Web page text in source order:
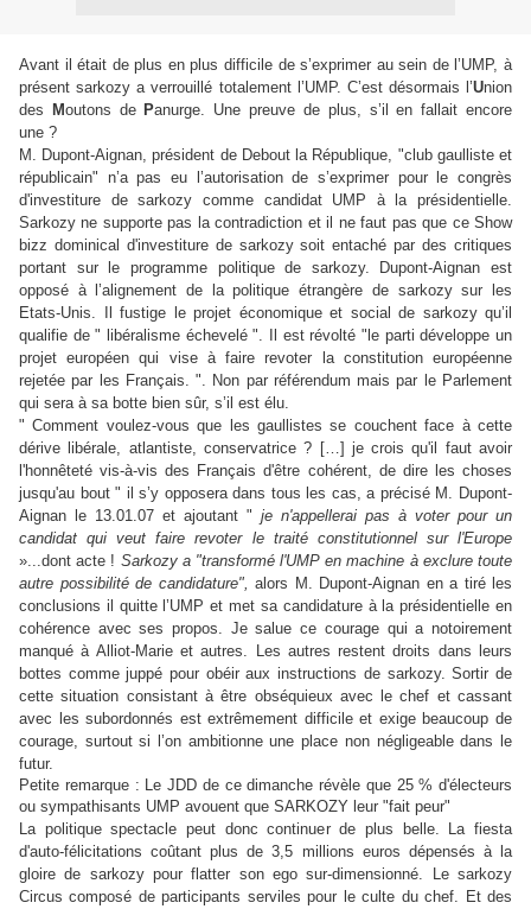
Avant il était de plus en plus difficile de s’exprimer au sein de l’UMP, à
présent sarkozy a verrouillé totalement l’UMP. C’est désormais l’Union
des
Moutons de Panurge. Une preuve de plus, s’il en fallait encore
une ?
M. Dupont-Aignan, président de Debout la République, "club gaulliste et
républicain" n’a pas eu l’autorisation de s’exprimer pour le congrès
d'investiture de sarkozy comme candidat UMP à la présidentielle.
Sarkozy ne supporte pas la contradiction et il ne faut pas que ce Show
bizz dominical d'investiture de sarkozy soit entaché par des critiques
portant sur le programme politique de sarkozy. Dupont-Aignan est
opposé à l’alignement de la politique étrangère de sarkozy sur les
Etats-Unis. Il fustige le projet économique et social de sarkozy qu’il
qualifie de " libéralisme échevelé ". Il est révolté "le parti développe un
projet européen qui vise à faire revoter la constitution européenne
rejetée par les Français. ". Non par référendum mais par le Parlement
qui sera à sa botte bien sûr, s’il est élu.
" Comment voulez-vous que les gaullistes se couchent face à cette
dérive libérale, atlantiste, conservatrice ? […] je crois qu'il faut avoir
l'honnêteté vis-à-vis des Français d'être cohérent, de dire les choses
jusqu'au bout " il s’y opposera dans tous les cas, a précisé M. Dupont-
Aignan le 13.01.07 et ajoutant " je n'appellerai pas à voter pour un
candidat qui veut faire revoter le traité constitutionnel sur l'Europe
»...dont acte ! Sarkozy a "transformé l'UMP en machine à exclure toute
autre possibilité de candidature", alors M. Dupont-Aignan en a tiré les
conclusions il quitte l’UMP et met sa candidature à la présidentielle en
cohérence avec ses propos. Je salue ce courage qui a notoirement
manqué à Alliot-Marie et autres. Les autres restent droits dans leurs
bottes comme juppé pour obéir aux instructions de sarkozy. Sortir de
cette situation consistant à être obséquieux avec le chef et cassant
avec les subordonnés est extrêmement difficile et exige beaucoup de
courage, surtout si l’on ambitionne une place non négligeable dans le
futur.
Petite remarque : Le JDD de ce dimanche révèle que 25 % d'électeurs
ou sympathisants UMP avouent que SARKOZY leur "fait peur"
La politique spectacle peut donc continuer de plus belle. La fiesta
d'auto-félicitations coûtant plus de 3,5 millions euros dépensés à la
gloire de sarkozy pour flatter son ego sur-dimensionné. Le sarkozy
Circus composé de participants serviles pour le culte du chef. Et des